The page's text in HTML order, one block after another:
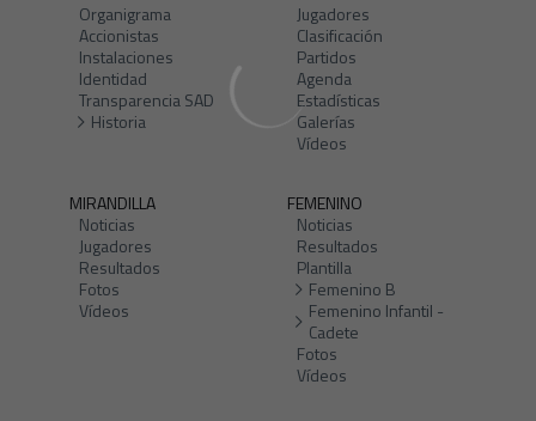
Organigrama
Accionistas
Instalaciones
Identidad
Transparencia SAD
Historia
Jugadores
Clasificación
Partidos
Agenda
Estadísticas
Galerías
Vídeos
MIRANDILLA
Noticias
Jugadores
Resultados
Fotos
Vídeos
FEMENINO
Noticias
Resultados
Plantilla
Femenino B
Femenino Infantil -
Cadete
Fotos
Vídeos